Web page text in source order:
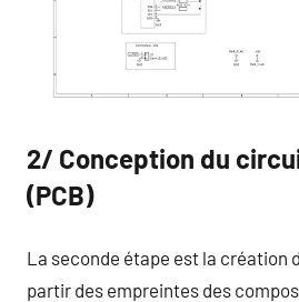
2/ Conception du
(PCB)
La seconde étape est la création
partir des empreintes des